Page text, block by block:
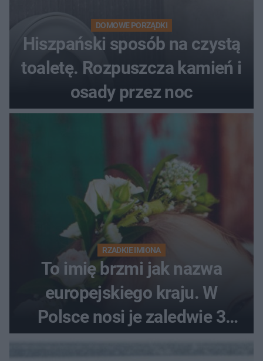
DOMOWE PORZĄDKI
Hiszpański sposób na czystą
toaletę. Rozpuszcza kamień i
osady przez noc
RZADKIE IMIONA
To imię brzmi jak nazwa
europejskiego kraju. W
Polsce nosi je zaledwie 3
kobiety